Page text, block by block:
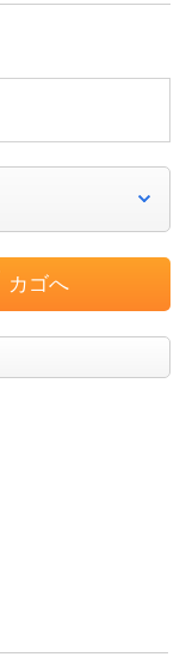
カゴへ